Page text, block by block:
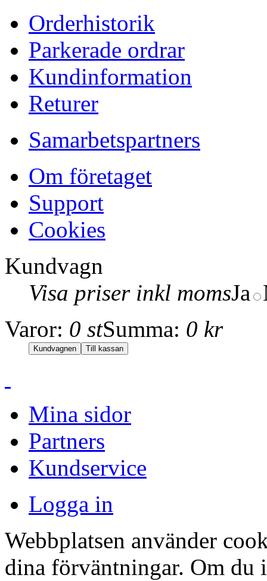
Orderhistorik
Parkerade ordrar
Kundinformation
Returer
Samarbetspartners
Om företaget
Support
Cookies
Kundvagn
Visa priser inkl momsJa
Varor: 0 stSumma: 0 kr
Mina sidor
Partners
Kundservice
Logga in
Webbplatsen använder
dina förväntningar. Om du